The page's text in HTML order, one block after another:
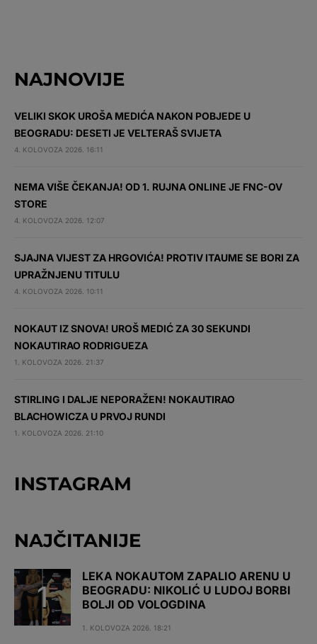
NAJNOVIJE
VELIKI SKOK UROŠA MEDIĆA NAKON POBJEDE U
BEOGRADU: DESETI JE VELTERAŠ SVIJETA
4. KOLOVOZA 2026. 16:11
NEMA VIŠE ČEKANJA! OD 1. RUJNA ONLINE JE FNC-OV
STORE
4. KOLOVOZA 2026. 12:07
SJAJNA VIJEST ZA HRGOVIĆA! PROTIV ITAUME SE BORI ZA
UPRAŽNJENU TITULU
4. KOLOVOZA 2026. 10:11
NOKAUT IZ SNOVA! UROŠ MEDIĆ ZA 30 SEKUNDI
NOKAUTIRAO RODRIGUEZA
1. KOLOVOZA 2026. 21:37
STIRLING I DALJE NEPORAŽEN! NOKAUTIRAO
BLACHOWICZA U PRVOJ RUNDI
1. KOLOVOZA 2026. 21:10
INSTAGRAM
NAJČITANIJE
LEKA NOKAUTOM ZAPALIO ARENU U
BEOGRADU: NIKOLIĆ U LUDOJ BORBI
BOLJI OD VOLOGDINA
1. KOLOVOZA 2026. 18:21